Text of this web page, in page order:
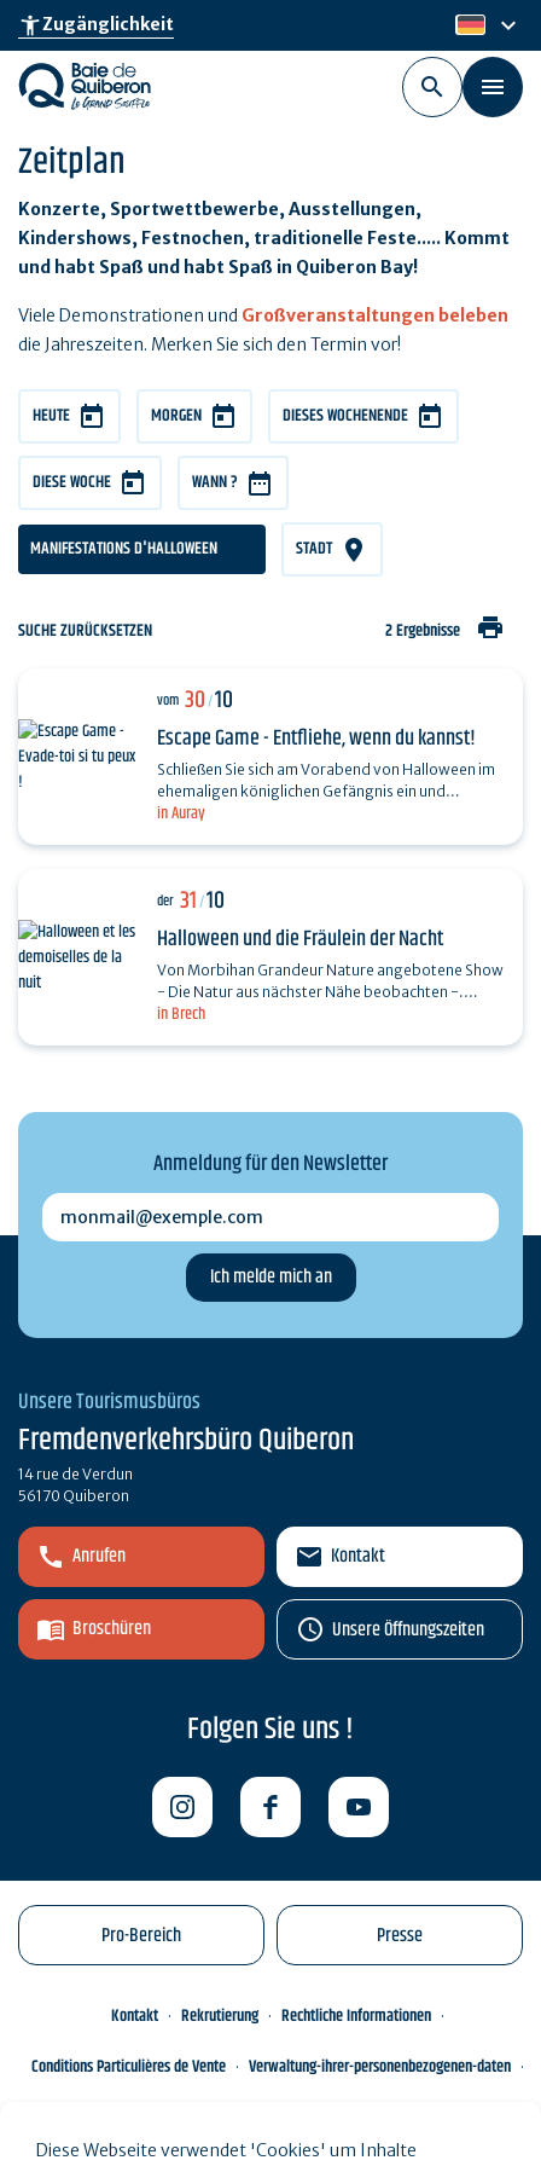
Skip
main
content
accessibility_newZugänglichkeit de
keyboard_arrow_down
Zeitplan
Konzerte, Sportwettbewerbe, Ausstellungen,
Kindershows, Festnochen, traditionelle Feste..... Kommt
und habt Spaß und habt Spaß in Quiberon Bay!
Viele Demonstrationen und Großveranstaltungen beleben
die Jahreszeiten. Merken Sie sich den Termin vor!
HEUTE MORGEN DIESES WOCHENENDE
DIESE WOCHE WANN ?
MANIFESTATIONS D'HALLOWEEN STADT
SUCHE ZURÜCKSETZEN 2 Ergebnisse print
in Auray
vom 30/10
Escape Game - Entfliehe, wenn du kannst!
Schließen Sie sich am Vorabend von Halloween im
ehemaligen königlichen Gefängnis ein und
durchsuchen Sie die Dokumente, um die Rätsel
in Brech
der 31/10
Halloween und die Fräulein der Nacht
Von Morbihan Grandeur Nature angebotene Show
- Die Natur aus nächster Nähe beobachten -.
Erleben Sie zu Halloween einen einzigartigen
Anmeldung für den Newsletter
monmail@exemple.com
Unsere Tourismusbüros
Fremdenverkehrsbüro Quiberon
14 rue de Verdun
56170 Quiberon
Anrufen
Broschüren
Kontakt
Unsere Öffnungszeiten
Folgen Sie uns !
Pro-Bereich Presse
Kontakt Rekrutierung
Rechtliche Informationen
Conditions Particulières de Vente
Verwaltung-ihrer-personenbezogenen-daten
Diese Webseite verwendet 'Cookies' um Inhalte